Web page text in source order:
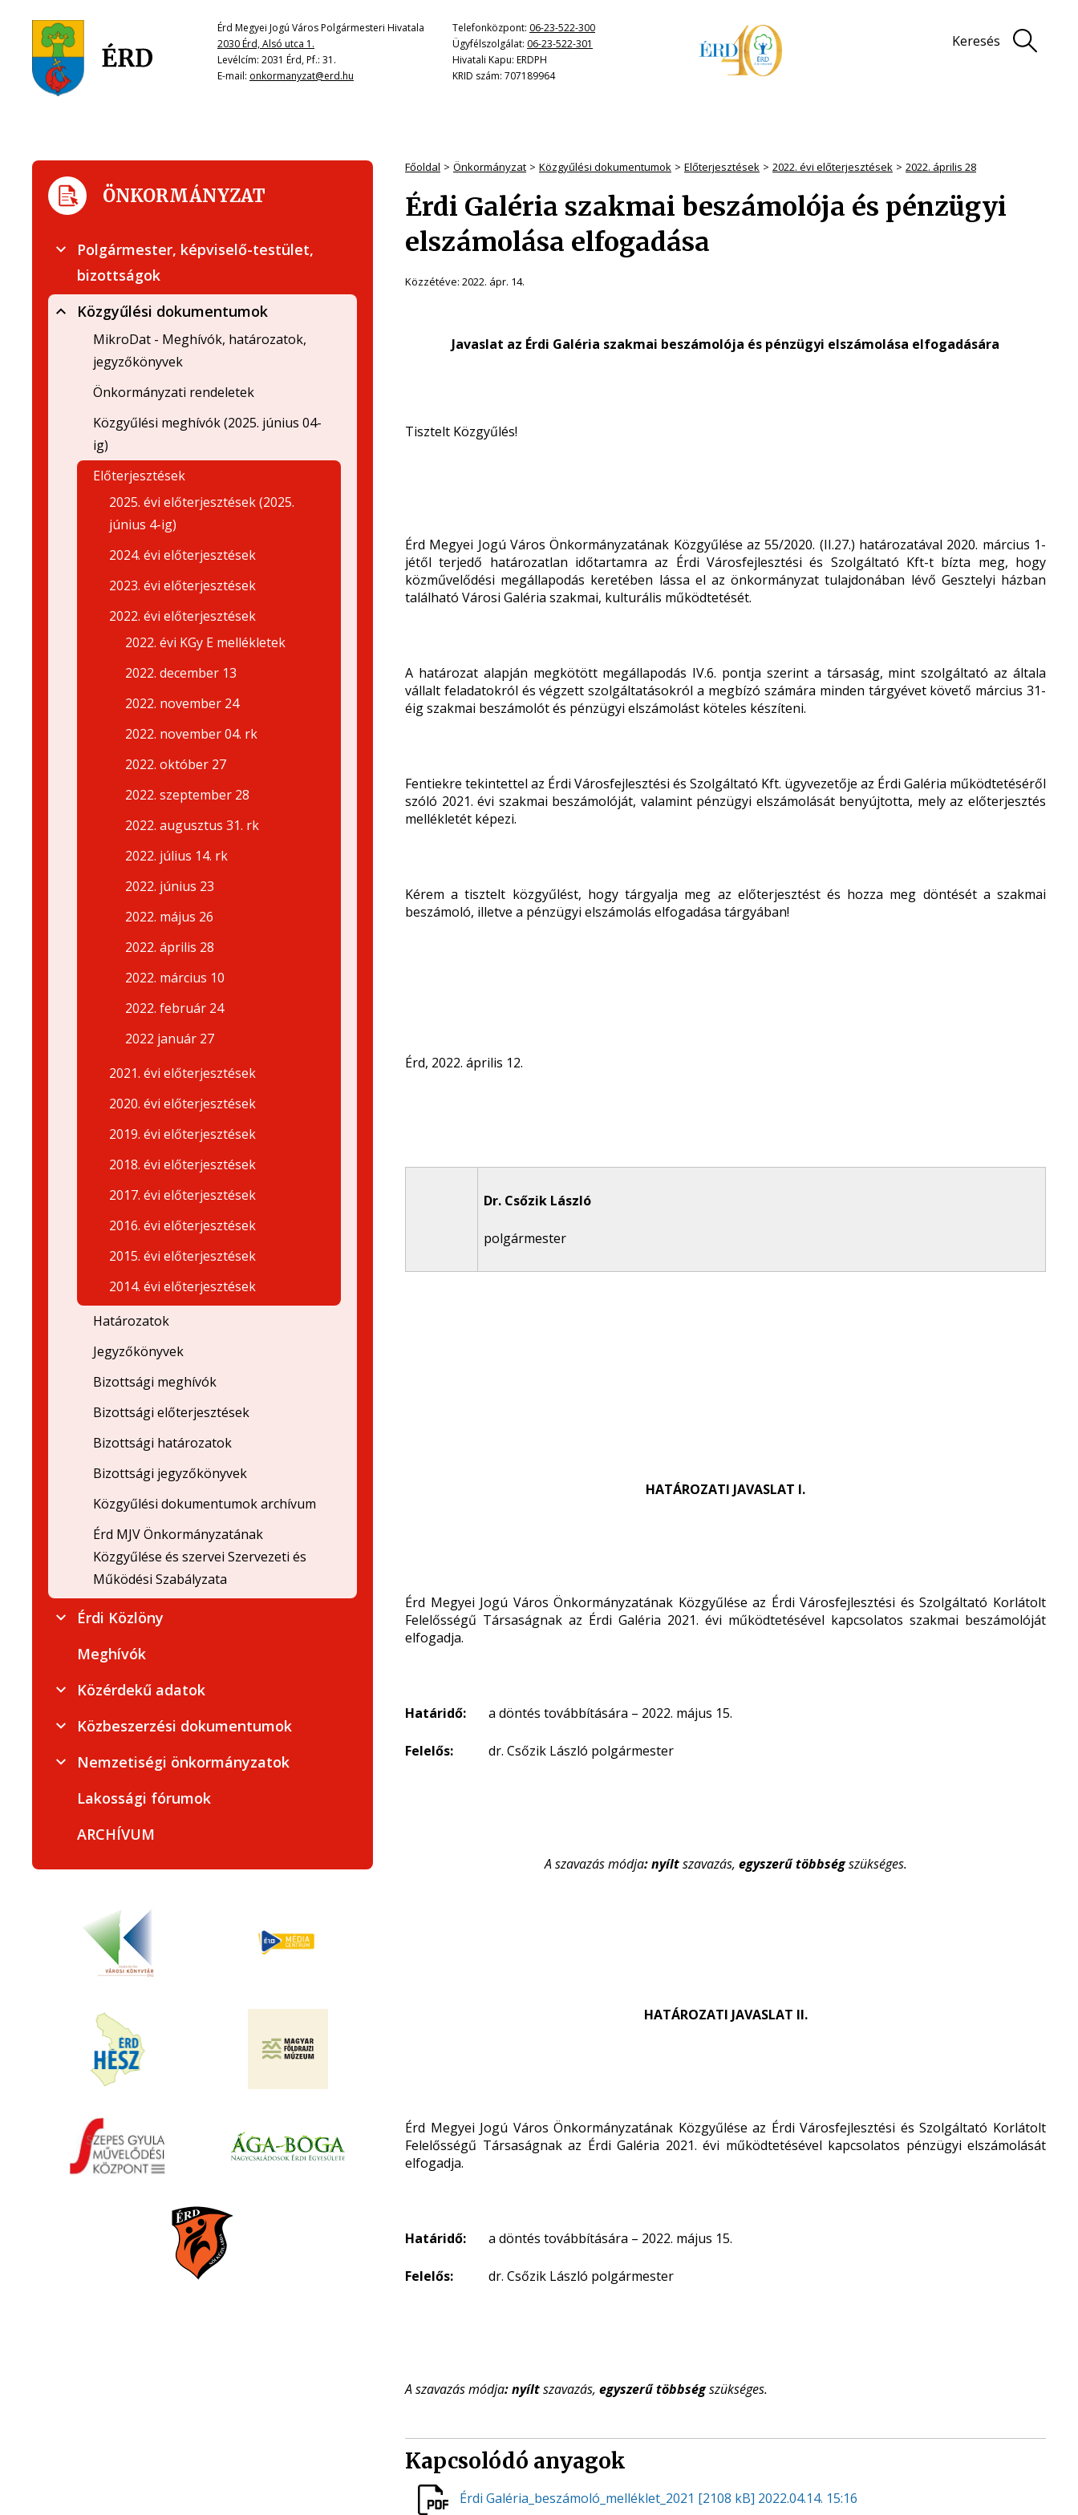
Érd Megyei Jogú Város Polgármesteri Hivatala
2030 Érd, Alsó utca 1.
Levélcím: 2031 Érd, Pf.: 31.
E-mail: onkormanyzat@erd.hu
Telefonközpont: 06-23-522-300
Ügyfélszolgálat: 06-23-522-301
Hivatali Kapu: ERDPH
KRID szám: 707189964
Keresés
Főoldal Önkormányzat Közgyűlési dokumentumok Előterjesztések 2022. évi előterjesztések 2022. április 28
Érdi Galéria szakmai beszámolója és pénzügyi
elszámolása elfogadása
Közzétéve: 2022. ápr. 14.
Javaslat az Érdi Galéria szakmai beszámolója és pénzügyi elszámolása elfogadására
Tisztelt Közgyűlés!
Érd Megyei Jogú Város Önkormányzatának Közgyűlése az 55/2020. (II.27.) határozatával 2020. március 1-
jétől terjedő határozatlan időtartamra az Érdi Városfejlesztési és Szolgáltató Kft-t bízta meg, hogy
közművelődési megállapodás keretében lássa el az önkormányzat tulajdonában lévő Gesztelyi házban
található Városi Galéria szakmai, kulturális működtetését.
A határozat alapján megkötött megállapodás IV.6. pontja szerint a társaság, mint szolgáltató az általa
vállalt feladatokról és végzett szolgáltatásokról a megbízó számára minden tárgyévet követő március 31-
éig szakmai beszámolót és pénzügyi elszámolást köteles készíteni.
Fentiekre tekintettel az Érdi Városfejlesztési és Szolgáltató Kft. ügyvezetője az Érdi Galéria működtetéséről
szóló 2021. évi szakmai beszámolóját, valamint pénzügyi elszámolását benyújtotta, mely az előterjesztés
mellékletét képezi.
Kérem a tisztelt közgyűlést, hogy tárgyalja meg az előterjesztést és hozza meg döntését a szakmai
beszámoló, illetve a pénzügyi elszámolás elfogadása tárgyában!
Érd, 2022. április 12.
Dr. Csőzik László
polgármester
HATÁROZATI JAVASLAT I.
Érd Megyei Jogú Város Önkormányzatának Közgyűlése az Érdi Városfejlesztési és Szolgáltató Korlátolt
Felelősségű Társaságnak az Érdi Galéria 2021. évi működtetésével kapcsolatos szakmai beszámolóját
elfogadja.
Határidő: a döntés továbbítására – 2022. május 15.
Felelős: dr. Csőzik László polgármester
A szavazás módja: nyíltszavazás, egyszerűtöbbségszükséges.
HATÁROZATI JAVASLAT II.
Érd Megyei Jogú Város Önkormányzatának Közgyűlése az Érdi Városfejlesztési és Szolgáltató Korlátolt
Felelősségű Társaságnak az Érdi Galéria 2021. évi működtetésével kapcsolatos pénzügyi elszámolását
elfogadja.
Határidő: a döntés továbbítására – 2022. május 15.
Felelős: dr. Csőzik László polgármester
A szavazás módja: nyíltszavazás, egyszerűtöbbségszükséges.
Kapcsolódó anyagok
Érdi Galéria_beszámoló_melléklet_2021 [2108 kB] 2022.04.14. 15:16
ÖNKORMÁNYZAT
Polgármester, képviselő-testület,
bizottságok
Közgyűlési dokumentumok
MikroDat - Meghívók, határozatok,
jegyzőkönyvek
Önkormányzati rendeletek
Közgyűlési meghívók (2025. június 04-
ig)
Előterjesztések
2025. évi előterjesztések (2025.
június 4-ig)
2024. évi előterjesztések
2023. évi előterjesztések
2022. évi előterjesztések
2022. évi KGy E mellékletek
2022. december 13
2022. november 24
2022. november 04. rk
2022. október 27
2022. szeptember 28
2022. augusztus 31. rk
2022. július 14. rk
2022. június 23
2022. május 26
2022. április 28
2022. március 10
2022. február 24
2022 január 27
2021. évi előterjesztések
2020. évi előterjesztések
2019. évi előterjesztések
2018. évi előterjesztések
2017. évi előterjesztések
2016. évi előterjesztések
2015. évi előterjesztések
2014. évi előterjesztések
Határozatok
Jegyzőkönyvek
Bizottsági meghívók
Bizottsági előterjesztések
Bizottsági határozatok
Bizottsági jegyzőkönyvek
Közgyűlési dokumentumok archívum
Érd MJV Önkormányzatának
Közgyűlése és szervei Szervezeti és
Működési Szabályzata
Érdi Közlöny
Meghívók
Közérdekű adatok
Közbeszerzési dokumentumok
Nemzetiségi önkormányzatok
Lakossági fórumok
ARCHÍVUM